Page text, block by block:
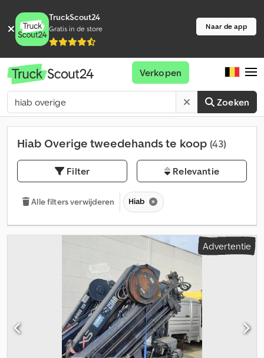
TruckScout24
Gratis in de store Naar de app
Zoeken
Verkopen
Hiab Overige tweedehands te koop (43)
Filter Relevantie
Alle filters verwijderen Hiab
Advertentie